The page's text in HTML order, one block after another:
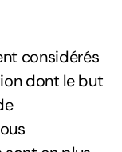
considérés
dont le but